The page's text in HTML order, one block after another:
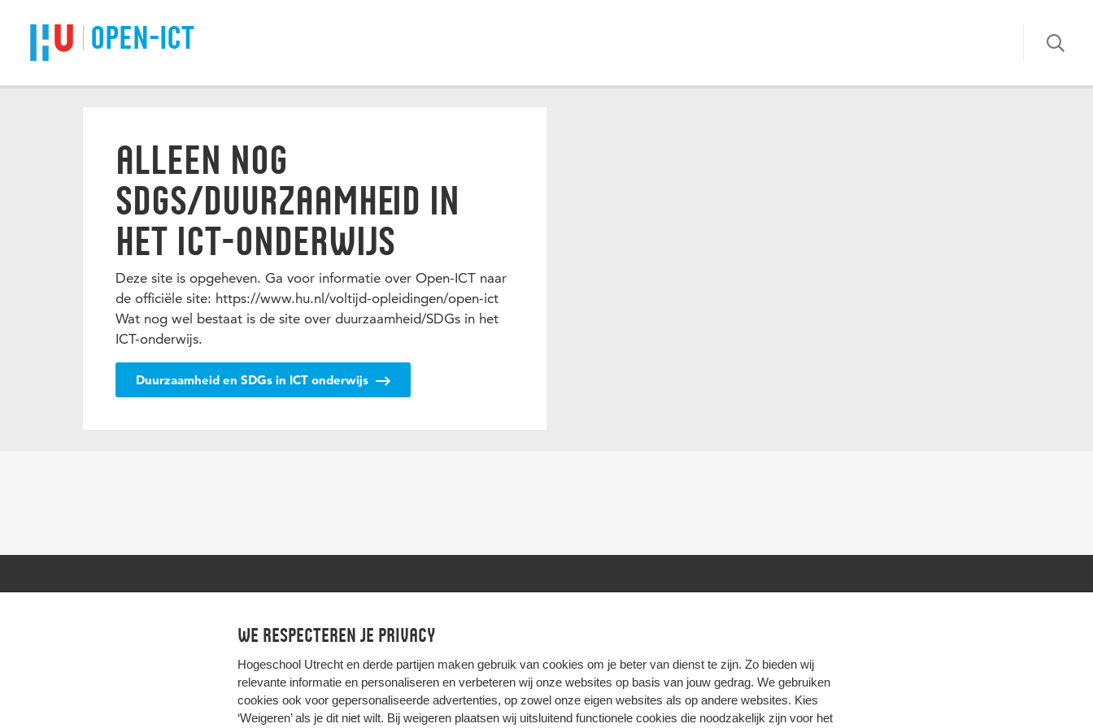
We respecteren je privacy
Hogeschool Utrecht en derde partijen maken gebruik van cookies om je beter van dienst te zijn. Zo bieden wij
relevante informatie en personaliseren en verbeteren wij onze websites op basis van jouw gedrag. We gebruiken
cookies ook voor gepersonaliseerde advertenties, op zowel onze eigen websites als op andere websites. Kies
‘Weigeren’ als je dit niet wilt. Bij weigeren plaatsen wij uitsluitend functionele cookies die noodzakelijk zijn voor het
OPEN-ICT
ALLEEN NOG
SDGS/DUURZAAMHEID IN
HET ICT-ONDERWIJS
Deze site is opgeheven. Ga voor informatie over Open-ICT naar
de officiële site: https://www.hu.nl/voltijd-opleidingen/open-ict
Wat nog wel bestaat is de site over duurzaamheid/SDGs in het
ICT-onderwijs.
Duurzaamheid en SDGs in ICT onderwijs